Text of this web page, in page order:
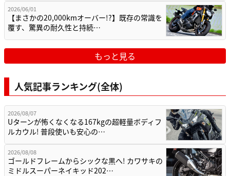
2026/06/01
【まさかの20,000kmオーバー!?】既存の常識を
覆す、驚異の耐久性と持続…
もっと見る
人気記事ランキング(全体)
2026/08/07
Uターンが怖くなくなる167kgの超軽量ボディフ
ルカウル! 普段使いも安心の…
2026/08/08
ゴールドフレームからシックな黒へ! カワサキの
ミドルスーパーネイキッド202…